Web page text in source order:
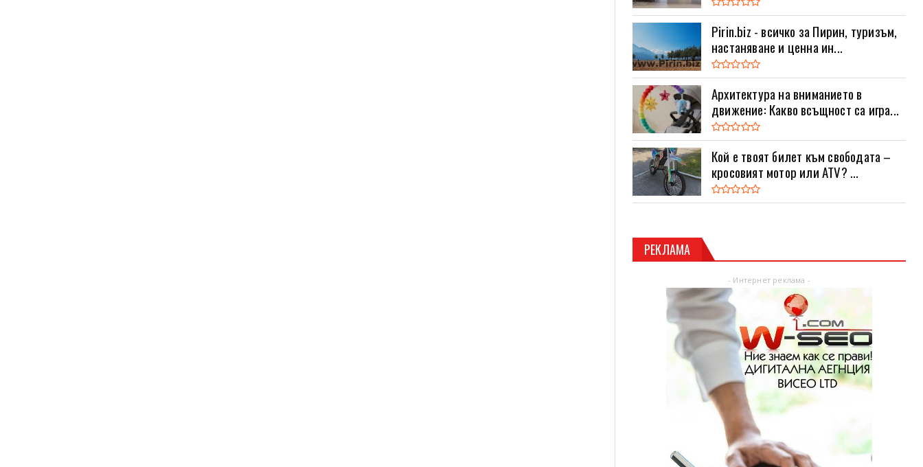
Pirin.biz - всичко за Пирин, туризъм,
настаняване и ценна ин...
Архитектура на вниманието в
движение: Какво всъщност са игра...
Кой е твоят билет към свободата –
кросовият мотор или ATV? ...
РЕКЛАМА
- Интернет реклама -